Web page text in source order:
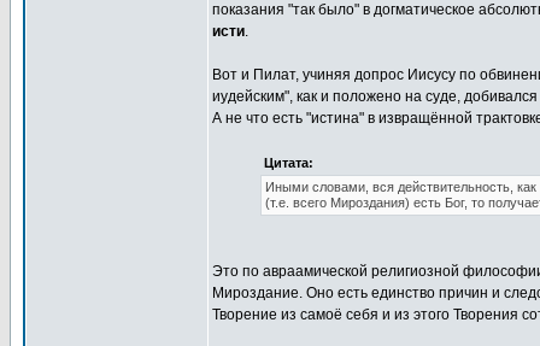
показания "так было" в догматическое
исти.
Вот и Пилат, учиняя допрос Иисусу по
иудейским", как и положено на суде,
А не что есть "истина" в извращённой
Цитата:
Иными словами, вся действительность,
(т.е. всего Мироздания) есть Бог, то
Это по авраамической религиозной
Мироздание. Оно есть единство причин и
Творение из самоё себя и из этого Творения